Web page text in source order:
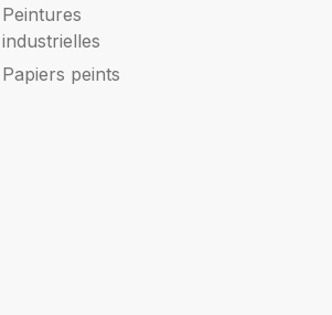
Peintures
industrielles
Papiers peints